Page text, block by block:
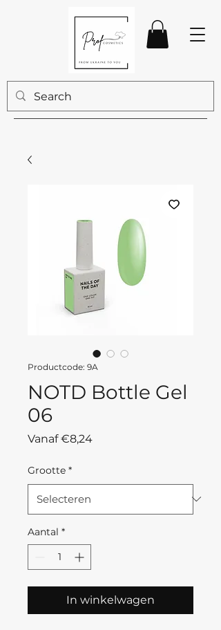
Productcode: 9A
NOTD Bottle Gel
06
Vanaf€8,24Verkoopprijs
Grootte *
Aantal *
In winkelwagen